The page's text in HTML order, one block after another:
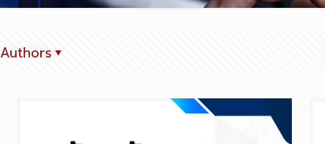
Authors